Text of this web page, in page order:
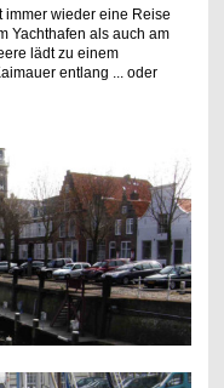
immer wieder eine Reise
Yachthafen als auch am
lädt zu einem
entlang ... oder